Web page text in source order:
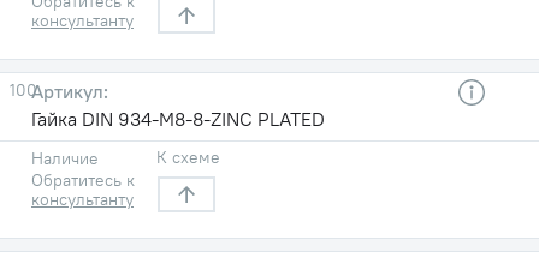
консультанту
100
Гайка DIN 934-M8-8-ZINC PLATED
Наличие
Обратитесь к
консультанту
К схеме